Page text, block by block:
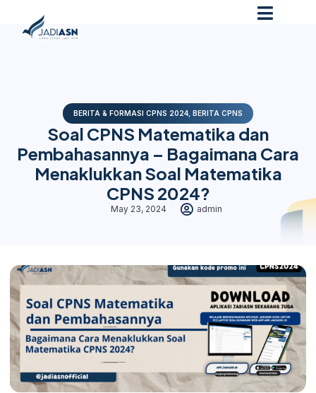
BERITA & FORMASI CPNS 2024 BERITA CPNS
Soal CPNS Matematika dan
Pembahasannya – Bagaimana Cara
Menaklukkan Soal Matematika
CPNS 2024?
May 23, 2024 admin